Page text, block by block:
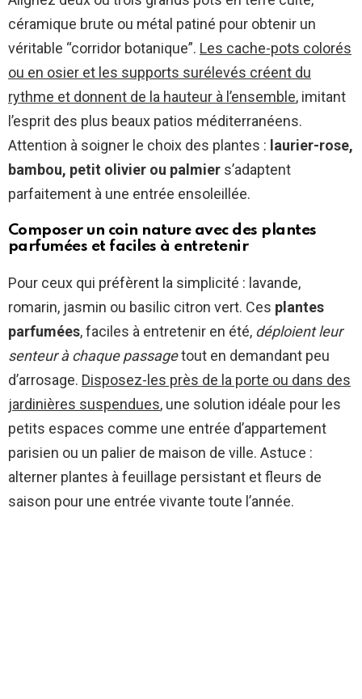
céramique brute ou métal patiné pour obtenir un
véritable “corridor botanique”. Les cache-pots colorés
ou en osier et les supports surélevés créent du
rythme et donnent de la hauteur à l’ensemble, imitant
l’esprit des plus beaux patios méditerranéens.
Attention à soigner le choix des plantes : laurier-rose,
bambou, petit olivier ou palmier s’adaptent
parfaitement à une entrée ensoleillée.
Composer un coin nature avec des plantes
parfumées et faciles à entretenir
Pour ceux qui préfèrent la simplicité : lavande,
romarin, jasmin ou basilic citron vert. Ces plantes
parfumées, faciles à entretenir en été, déploient leur
senteur à chaque passagetout en demandant peu
d’arrosage. Disposez-les près de la porte ou dans des
jardinières suspendues, une solution idéale pour les
petits espaces comme une entrée d’appartement
parisien ou un palier de maison de ville. Astuce :
alterner plantes à feuillage persistant et fleurs de
saison pour une entrée vivante toute l’année.